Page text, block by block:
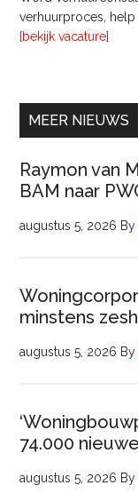
verhuurproces,
[bekijk vacature]
MEER NIEUWS
Raymon van
BAM naar
augustus 5, 2026 By
minstens
augustus 5, 2026 By
74.000
augustus 5, 2026 By